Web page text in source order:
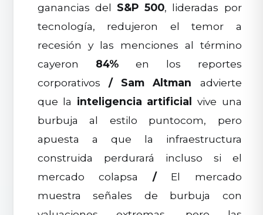
ganancias del S&P 500, lideradas por
tecnología, redujeron el temor a
recesión y las menciones al término
cayeron 84%en los reportes
corporativos / Sam Altman advierte
que la inteligencia artificial
vive una
burbuja al estilo puntocom, pero
apuesta a que la infraestructura
construida perdurará incluso si el
mercado colapsa /El mercado
muestra señales de burbuja con